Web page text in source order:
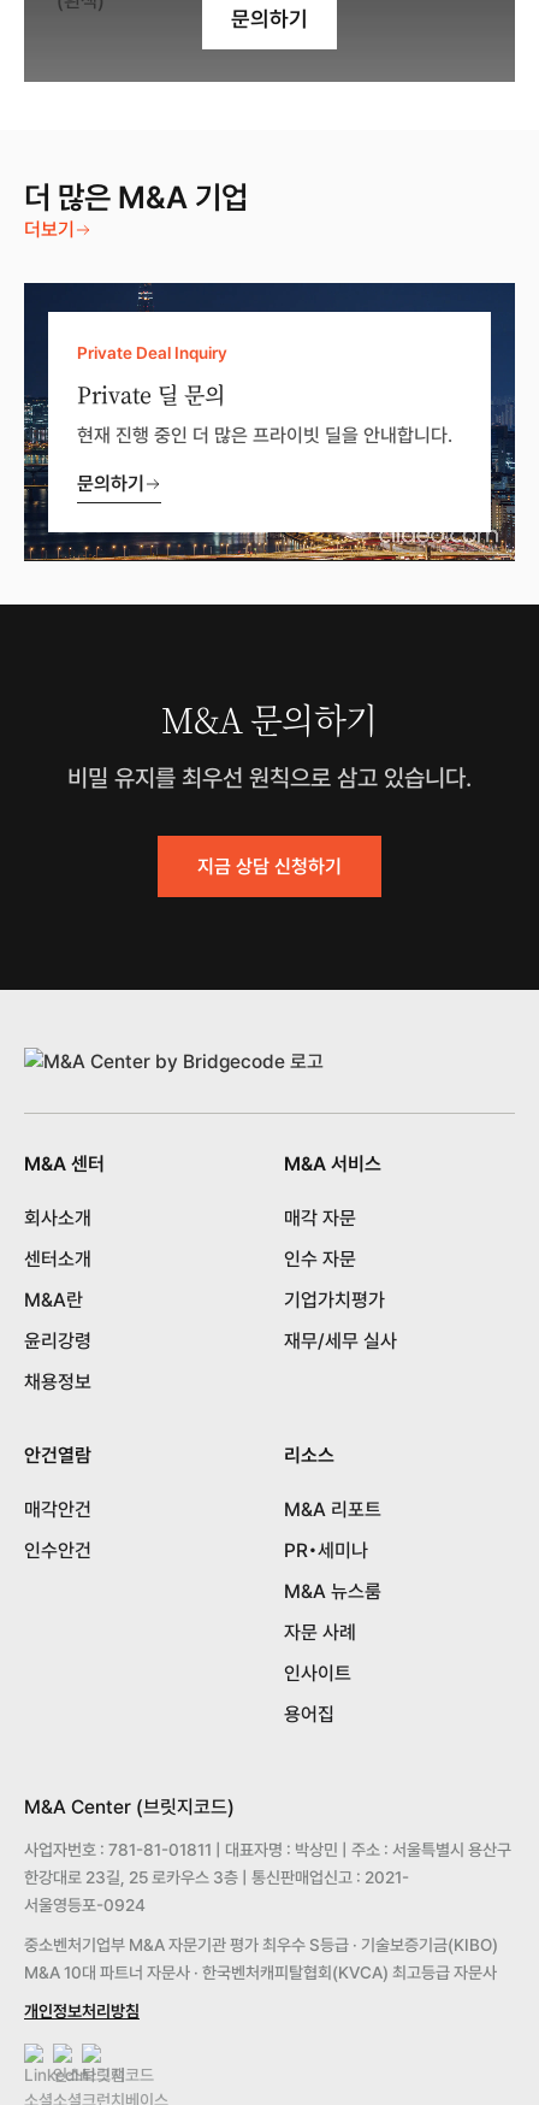
문의하기
더 많은 M&A 기업
더보기
Private Deal Inquiry
Private 딜 문의
현재 진행 중인 더 많은 프라이빗 딜을 안내합니다.
문의하기
M&A 문의하기
비밀 유지를 최우선 원칙으로 삼고 있습니다.
지금 상담 신청하기
M&A 센터
회사소개
센터소개
M&A란
윤리강령
채용정보
M&A 서비스
매각 자문
인수 자문
기업가치평가
재무/세무 실사
안건열람
매각안건
인수안건
리소스
M&A 리포트
PR•세미나
M&A 뉴스룸
자문 사례
인사이트
용어집
M&A Center (브릿지코드)
사업자번호 : 781-81-01811 | 대표자명 : 박상민 | 주소 : 서울특별시 용산구
한강대로 23길, 25 로카우스 3층 | 통신판매업신고 : 2021-
서울영등포-0924
중소벤처기업부 M&A 자문기관 평가 최우수 S등급 · 기술보증기금(KIBO)
M&A 10대 파트너 자문사 · 한국벤처캐피탈협회(KVCA) 최고등급 자문사
개인정보처리방침